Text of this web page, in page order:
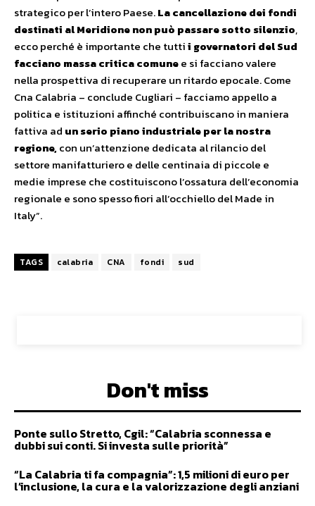
strategico per l’intero Paese.La cancellazione dei fondi
destinati al Meridione non può passare sotto silenzio,
ecco perché è importante che tuttii governatori del Sud
facciano massa critica comunee si facciano valere
nella prospettiva di recuperare un ritardo epocale. Come
Cna Calabria – conclude Cugliari – facciamo appello a
politica e istituzioni affinché contribuiscano in maniera
fattiva ad un serio piano industriale per la nostra
regione,con un’attenzione dedicata al rilancio del
settore manifatturiero e delle centinaia di piccole e
medie imprese che costituiscono l’ossatura dell’economia
regionale e sono spesso fiori all’occhiello del Made in
Italy”.
TAGS calabria CNA fondi sud
Don't miss
Ponte sullo Stretto, Cgil: “Calabria sconnessa e
dubbi sui conti. Si investa sulle priorità”
“La Calabria ti fa compagnia”: 1,5 milioni di euro per
l’inclusione, la cura e la valorizzazione degli anziani